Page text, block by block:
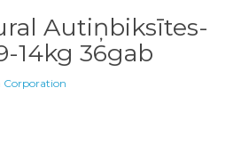
Autiņbiksītes-
14kg 36gab
Corporation